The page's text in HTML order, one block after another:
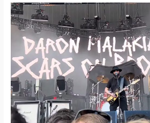
Scars
On
Broadway
Daron
Malakian
était
de
retour